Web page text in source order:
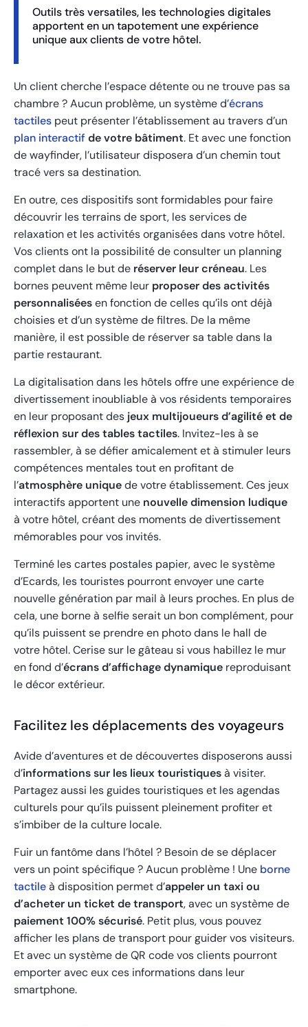
Outils très versatiles, les technologies digitales
apportent en un tapotement une expérience
unique aux clients de votre hôtel.
Un client cherche l’espace détente ou ne trouve pas sa
chambre ? Aucun problème, un système d’écrans
tactiles peut présenter l’établissement au travers d’un
plan interactif de votre bâtiment. Et avec une fonction
de wayfinder, l’utilisateur disposera d’un chemin tout
tracé vers sa destination.
En outre, ces dispositifs sont formidables pour faire
découvrir les terrains de sport, les services de
relaxation et les activités organisées dans votre hôtel.
Vos clients ont la possibilité de consulter un planning
complet dans le but de réserver leur créneau. Les
bornes peuvent même leur proposer des activités
personnaliséesen fonction de celles qu’ils ont déjà
choisies et d’un système de filtres. De la même
manière, il est possible de réserver sa table dans la
partie restaurant.
La digitalisation dans les hôtels offre une expérience de
divertissement inoubliable à vos résidents temporaires
en leur proposant des jeux multijoueurs d’agilité et de
réflexion sur des tables tactiles. Invitez-les à se
rassembler, à se défier amicalement et à stimuler leurs
compétences mentales tout en profitant de
l’atmosphère uniquede votre établissement. Ces jeux
interactifs apportent une nouvelle dimension ludique
à votre hôtel, créant des moments de divertissement
mémorables pour vos invités.
Terminé les cartes postales papier, avec le système
d’Ecards, les touristes pourront envoyer une carte
nouvelle génération par mail à leurs proches. En plus de
cela, une borne à selfie serait un bon complément, pour
qu’ils puissent se prendre en photo dans le hall de
votre hôtel. Cerise sur le gâteau si vous habillez le mur
en fond d’écrans d’affichage dynamique reproduisant
le décor extérieur.
Facilitez les déplacements des voyageurs
Avide d’aventures et de découvertes disposerons aussi
d’informations sur les lieux touristiquesà visiter.
Partagez aussi les guides touristiques et les agendas
culturels pour qu’ils puissent pleinement profiter et
s’imbiber de la culture locale.
Fuir un fantôme dans l’hôtel ? Besoin de se déplacer
vers un point spécifique ? Aucun problème ! Une borne
tactileà disposition permet d’appeler un taxi ou
d’acheter un ticket de transport, avec un système de
paiement 100% sécurisé. Petit plus, vous pouvez
afficher les plans de transport pour guider vos visiteurs.
Et avec un système de QR code vos clients pourront
emporter avec eux ces informations dans leur
smartphone.